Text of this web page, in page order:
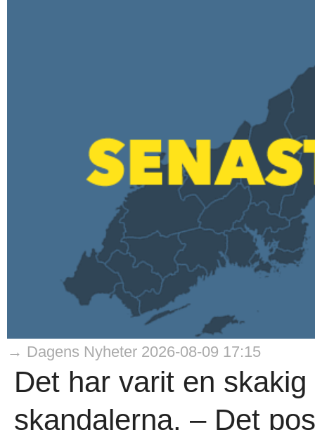
→ Dagens Nyheter 2026-08-09 17:15
Det har varit en
skandalerna. – Det